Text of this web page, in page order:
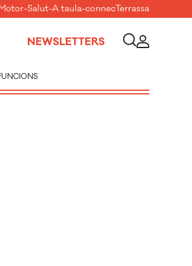
-Salut-A taula-connecTerrassa
NEWSLETTERS